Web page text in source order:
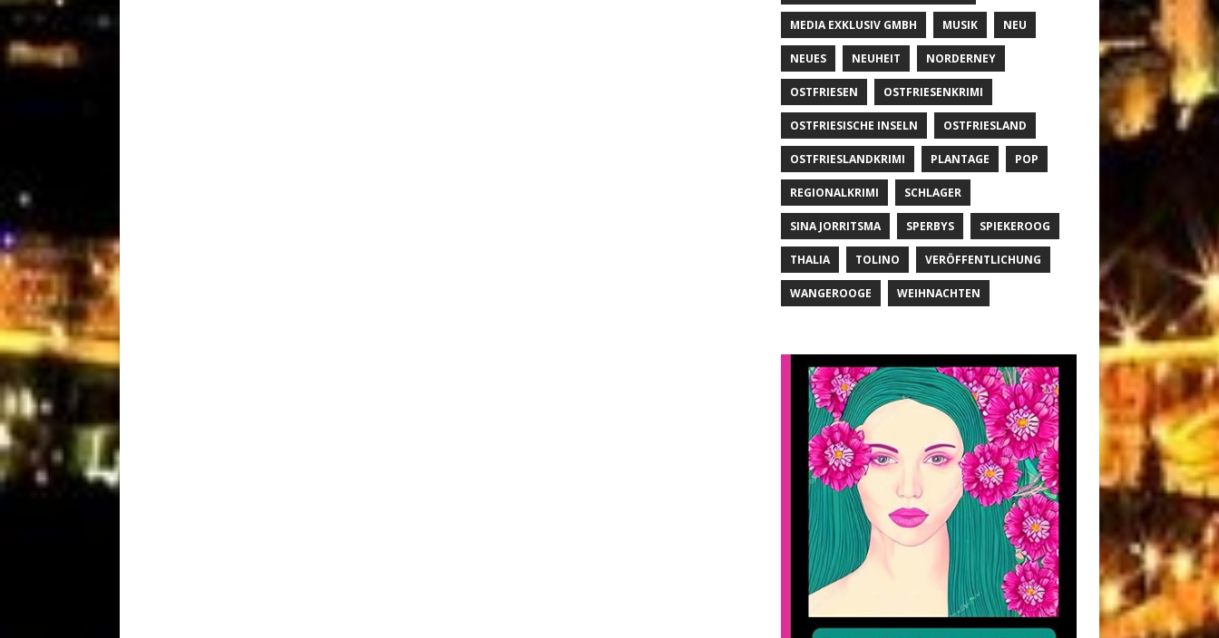
MEDIA EXKLUSIV GMBH MUSIK NEU
NEUES NEUHEIT NORDERNEY
OSTFRIESEN OSTFRIESENKRIMI
OSTFRIESISCHE INSELN OSTFRIESLAND
OSTFRIESLANDKRIMI PLANTAGE POP
REGIONALKRIMI SCHLAGER
SINA JORRITSMA SPERBYS SPIEKEROOG
THALIA TOLINO VERÖFFENTLICHUNG
WANGEROOGE WEIHNACHTEN